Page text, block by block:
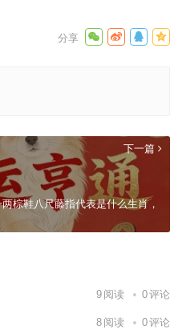
下一篇
棕鞋八尺藤指代表是什么生肖，
9 阅读 0评论
8 阅读 0评论